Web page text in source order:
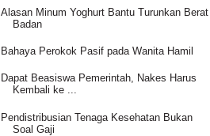
Alasan Minum Yoghurt Bantu Turunkan Berat
Badan
Bahaya Perokok Pasif pada Wanita Hamil
Dapat Beasiswa Pemerintah, Nakes Harus
Kembali ke ...
Pendistribusian Tenaga Kesehatan Bukan
Soal Gaji